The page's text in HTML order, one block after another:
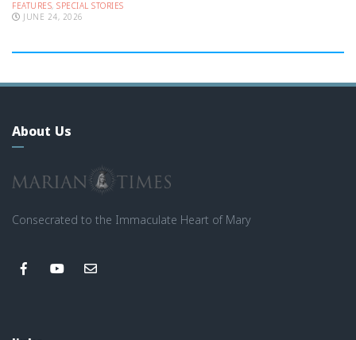
FEATURES, SPECIAL STORIES
JUNE 24, 2026
About Us
Consecrated to the Immaculate Heart of Mary